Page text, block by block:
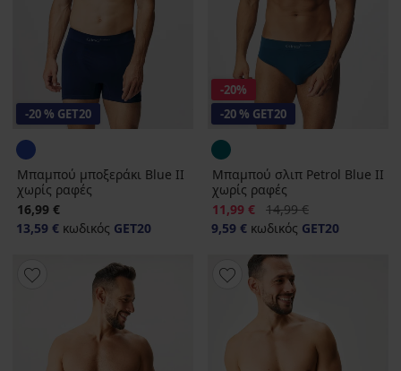
-20 % GET20
Μπαμπού μποξεράκι Blue II
χωρίς ραφές
16,99 €
13,59 € κωδικός GET20
-20%
-20 % GET20
Μπαμπού σλιπ Petrol Blue II
χωρίς ραφές
Έκπτωση
11,99 € Αρχική τιμή
14,99 €
9,59 € κωδικός GET20